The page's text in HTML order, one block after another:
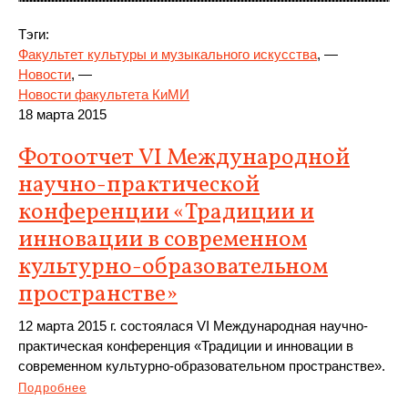
Тэги:
Факультет культуры и музыкального искусства, —
Новости, —
Новости факультета КиМИ
18 марта 2015
Фотоотчет VI Международной
научно-практической
конференции «Традиции и
инновации в современном
культурно-образовательном
пространстве»
12 марта 2015 г. состоялася VI Международная научно-
практическая конференция «Традиции и инновации в
современном культурно-образовательном пространстве».
Подробнее